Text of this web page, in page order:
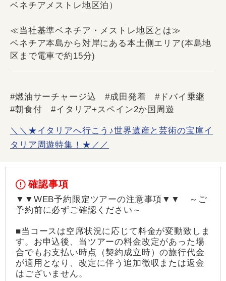
ベネチアメストレ地区泊）
≪当社基準ベネチア・メストレ地区とは≫
ベネチア本島から対岸にある本土側エリア(本島地
区まで電車で約15分)
#燃油サーチャージ込 #成田発着 #ドバイ乗継
#朝食付 #イタリア+スペイン2か国周遊
＼＼★イタリアへ行こう♪世界遺産と芸術の宝庫イ
タリア周遊特集！★／／
確認事項
▼▼WEB予約限定ツアーの注意事項▼▼ ～ご
予約前に必ずご確認ください～
■当コースは空席状況に応じて料金が変動致しま
す。お申込後、当ツアーの料金改定があった場
合でもお支払い時点（契約成立時）の旅行代金
が適用となり、改定に伴う追加徴収または返金
はございません。